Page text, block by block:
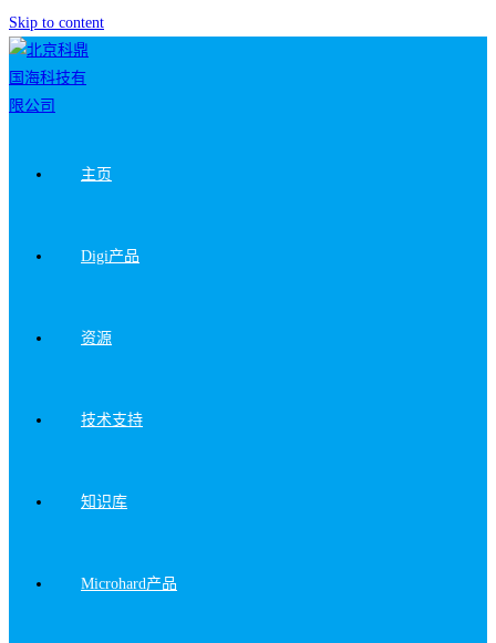
Skip to content
主页
Digi产品
资源
技术支持
知识库
Microhard产品